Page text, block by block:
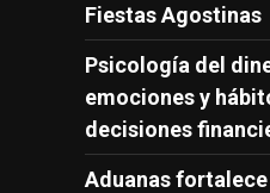
Fiestas Agostinas
Psicología del
emociones y
decisiones
Aduanas